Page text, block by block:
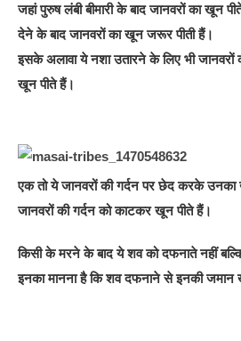
जहां पुरुष लंबी बीमारी के बाद जानवरों का खून
देने के बाद जानवरों का खून जरूर पीती हैं।
इसके अलावा ये नशा उतारने के लिए भी जानवरों
खून पीते हैं।
एक तो ये जानवरों की गर्दन पर छेद करके
जानवरों की गर्दन को काटकर खून पीते हैं।
किसी के मरने के बाद ये शव को दफनाते नहीं
इनका मानना है कि शव दफनाने से इनकी जमान